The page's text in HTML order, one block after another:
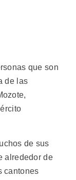
que son
de las
de sus
alrededor de
cantones